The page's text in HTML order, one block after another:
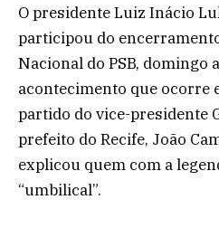
O presidente Luiz Inácio
participou do
Nacional do PSB, domingo
acontecimento que ocorre
partido do vice-presidente
prefeito do Recife, João
explicou quem com a
“umbilical”.